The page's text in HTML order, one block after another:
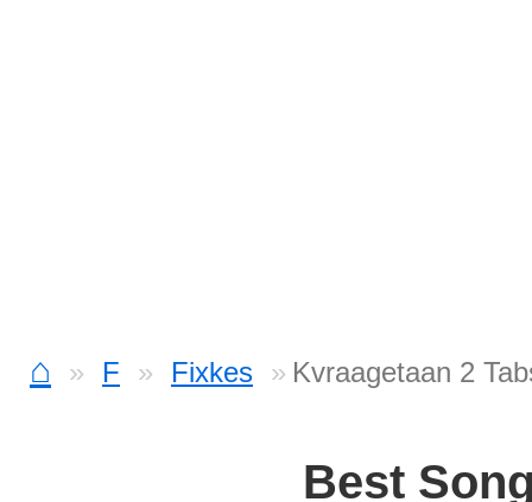
⌂ F Fixkes Kvraagetaan 2
Best